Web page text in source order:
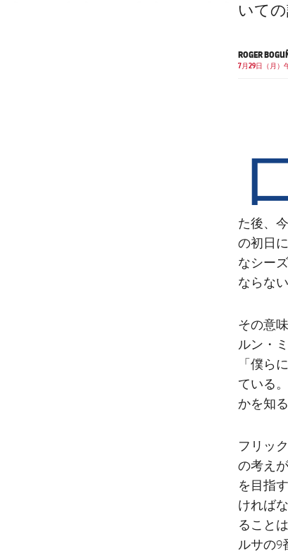
いて
ROGER
7月29日（月）
た後、
の初日
なシー
ならな
その意
ルン・
「僕ら
ている
かを知
フリッ
の考え
を目指
ければ
ること
ルサの9